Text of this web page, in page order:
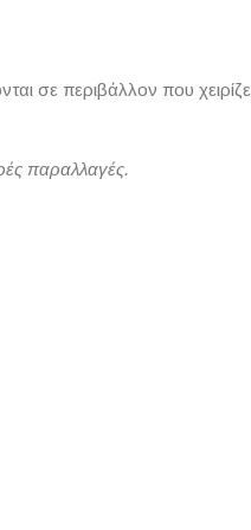
σε περιβάλλον που
παραλλαγές.